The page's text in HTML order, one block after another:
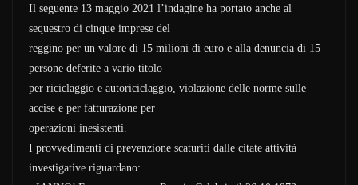
Il seguente 13 maggio 2021 l’indagine ha portato anche al
sequestro di cinque imprese del
reggino per un valore di 15 milioni di euro e alla denuncia di 15
persone deferite a vario titolo
per riciclaggio e autoriciclaggio, violazione delle norme sulle
accise e per fatturazione per
operazioni inesistenti.
I provvedimenti di prevenzione scaturiti dalle citate attività
investigative riguardano: